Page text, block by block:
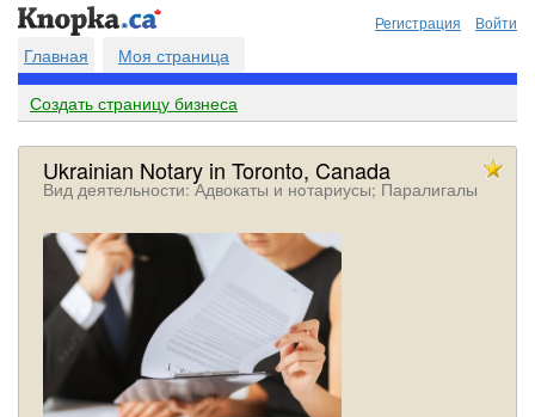
Регистрация Войти
Главная
Моя страница
Создать страницу бизнеса
Ukrainian Notary in Toronto, Canada
Вид деятельности: Адвокаты и нoтариусы; Паралигалы